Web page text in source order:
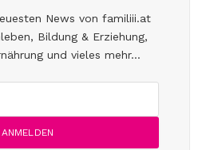
News von familiii.at
Bildung & Erziehung,
und vieles mehr...